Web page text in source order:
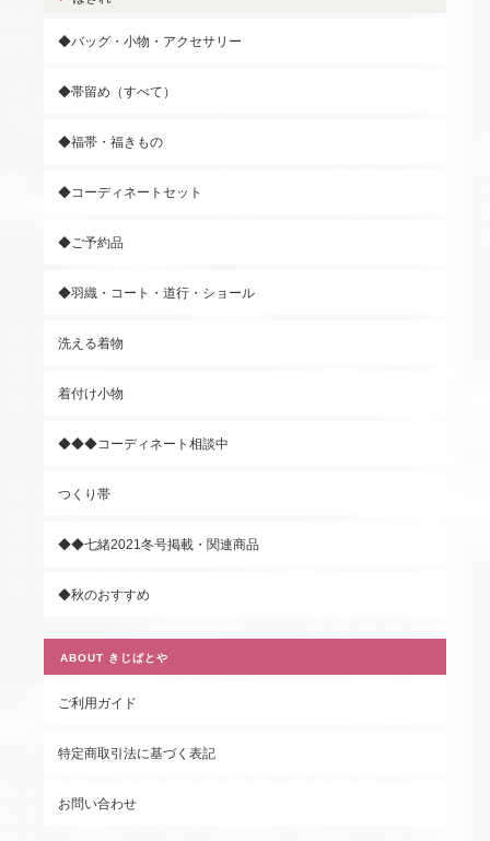
◆バッグ・小物・アクセサリー
◆帯留め（すべて）
◆福帯・福きもの
◆コーディネートセット
◆ご予約品
◆羽織・コート・道行・ショール
洗える着物
着付け小物
◆◆◆コーディネート相談中
つくり帯
◆◆七緒2021冬号掲載・関連商品
◆秋のおすすめ
ABOUT きじばとや
ご利用ガイド
特定商取引法に基づく表記
お問い合わせ